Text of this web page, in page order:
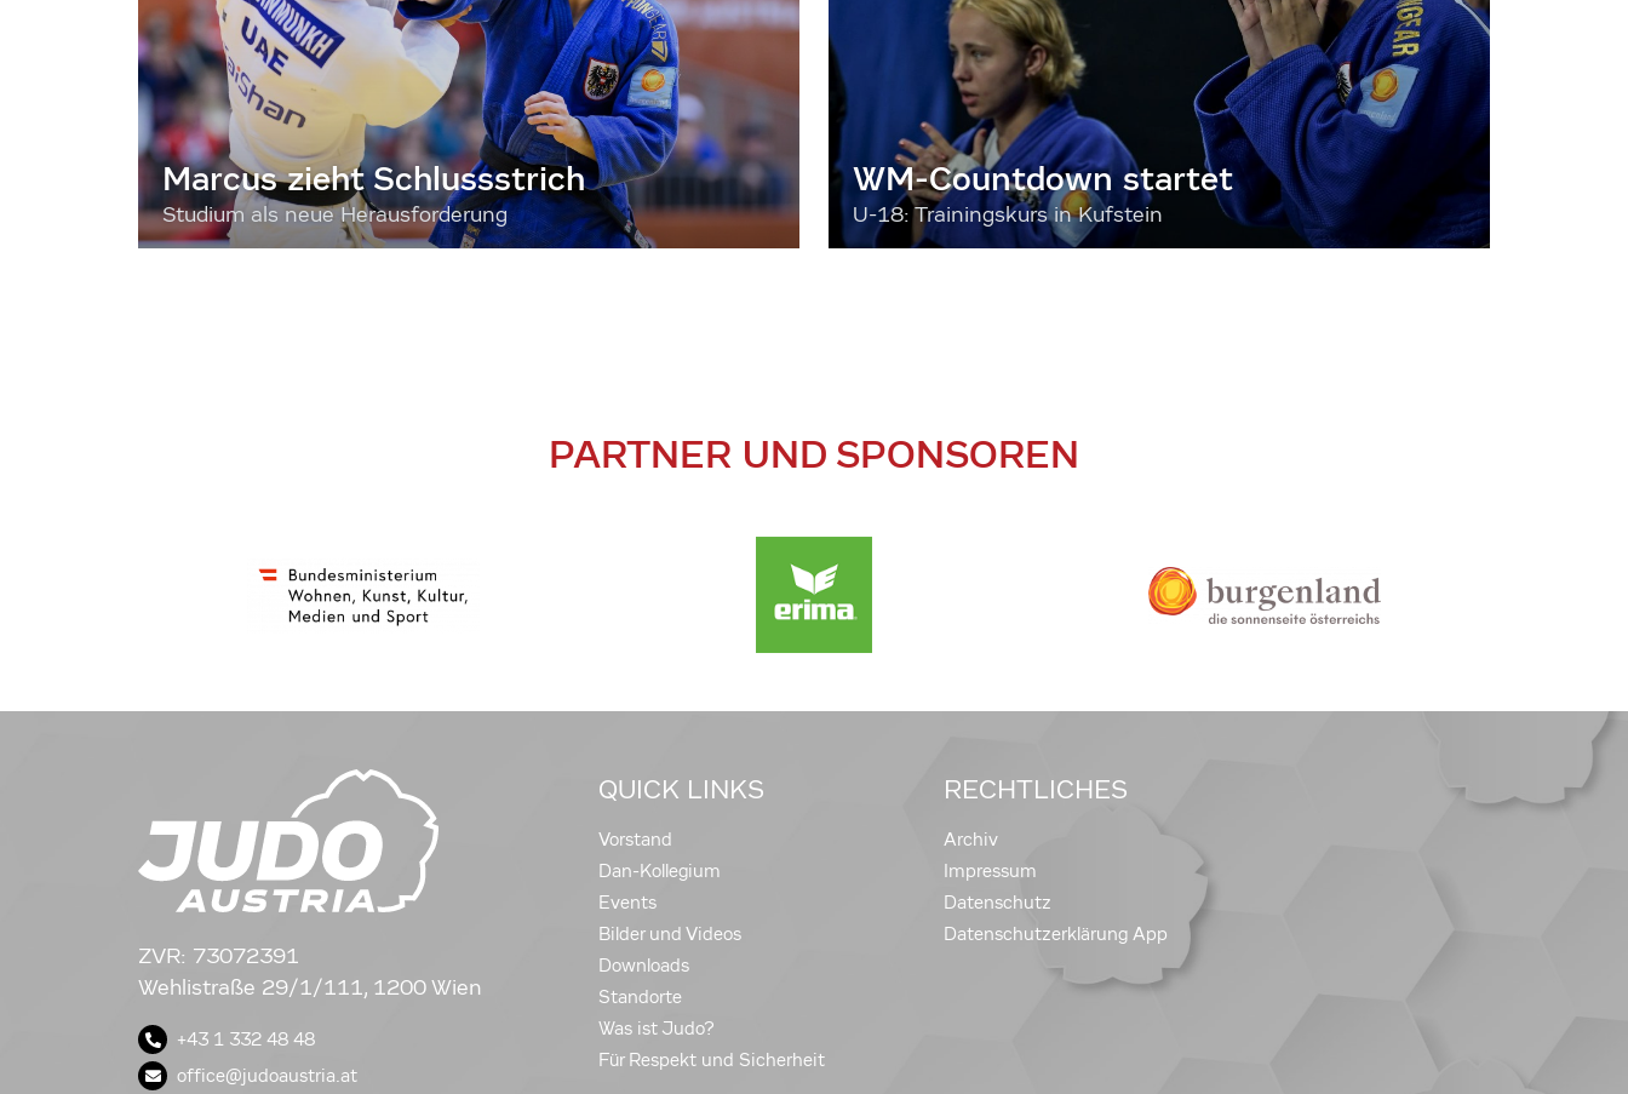
Marcus zieht Schlussstrich
Studium als neue Herausforderung
WM-Countdown startet
U-18: Trainingskurs in Kufstein
PARTNER UND SPONSOREN
ZVR: 73072391
Wehlistraße 29/1/111, 1200 Wien
+43 1 332 48 48
office@judoaustria.at
QUICK LINKS
Vorstand
Dan-Kollegium
Events
Bilder und Videos
Downloads
Standorte
Was ist Judo?
Für Respekt und Sicherheit
RECHTLICHES
Archiv
Impressum
Datenschutz
Datenschutzerklärung App